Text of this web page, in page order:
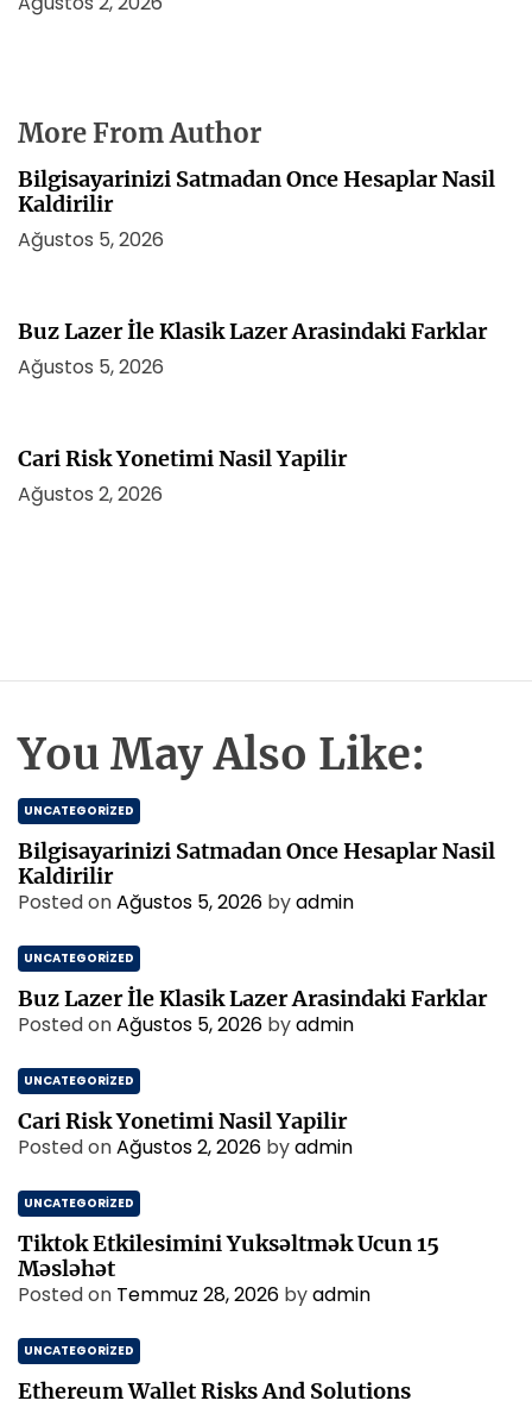
More From Author
Bilgisayarinizi Satmadan Once Hesaplar Nasil
Kaldirilir
Ağustos 5, 2026
Buz Lazer İle Klasik Lazer Arasindaki Farklar
Ağustos 5, 2026
Cari Risk Yonetimi Nasil Yapilir
Ağustos 2, 2026
You May Also Like:
UNCATEGORIZED
Bilgisayarinizi Satmadan Once Hesaplar Nasil
Kaldirilir
Posted onAğustos 5, 2026 byadmin
UNCATEGORIZED
Buz Lazer İle Klasik Lazer Arasindaki Farklar
Posted onAğustos 5, 2026 byadmin
UNCATEGORIZED
Cari Risk Yonetimi Nasil Yapilir
Posted onAğustos 2, 2026 byadmin
UNCATEGORIZED
Tiktok Etkilesimini Yuksəltmək Ucun 15
Məsləhət
Posted on Temmuz 28, 2026 byadmin
UNCATEGORIZED
Ethereum Wallet Risks And Solutions